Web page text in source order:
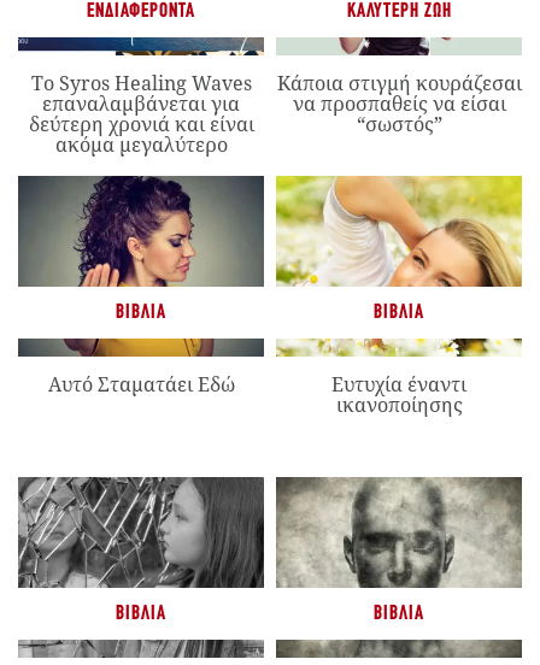
ΕΝΔΙΑΦΈΡΟΝΤΑ
Το Syros Healing Waves
επαναλαμβάνεται για
δεύτερη χρονιά και είναι
ακόμα μεγαλύτερο
ΚΑΛΎΤΕΡΗ ΖΩΉ
Κάποια στιγμή κουράζεσαι
να προσπαθείς να είσαι
“σωστός”
ΒΙΒΛΊΑ
Αυτό Σταματάει Εδώ
ΒΙΒΛΊΑ
Ευτυχία έναντι
ικανοποίησης
ΒΙΒΛΊΑ ΒΙΒΛΊΑ